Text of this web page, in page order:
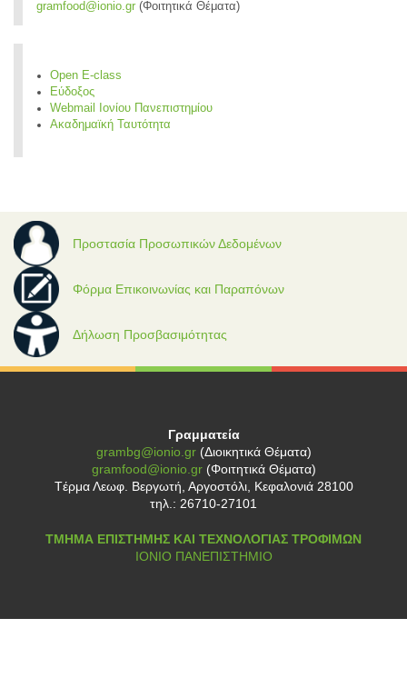
gramfood@ionio.gr (Φοιτητικά Θέματα)
Open E-class
Εύδοξος
Webmail Ιονίου Πανεπιστημίου
Ακαδημαϊκή Ταυτότητα
Προστασία Προσωπικών Δεδομένων
Φόρμα Επικοινωνίας και Παραπόνων
Δήλωση Προσβασιμότητας
Γραμματεία
grambg@ionio.gr(Διοικητικά Θέματα)
gramfood@ionio.gr(Φοιτητικά Θέματα)
Tέρμα Λεωφ. Βεργωτή, Αργοστόλι, Κεφαλονιά 28100
τηλ.: 26710-27101
ΤΜΗΜΑ ΕΠΙΣΤΗΜΗΣ ΚΑΙ ΤΕΧΝΟΛΟΓΙΑΣ ΤΡΟΦΙΜΩΝ
ΙΟΝΙΟ ΠΑΝΕΠΙΣΤΗΜΙΟ